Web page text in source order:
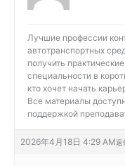
Лучшие профессии
автотранспортных
получить
специальности в
кто хочет начать
Все материалы
поддержкой
2026年4月18日 4:29 AM返